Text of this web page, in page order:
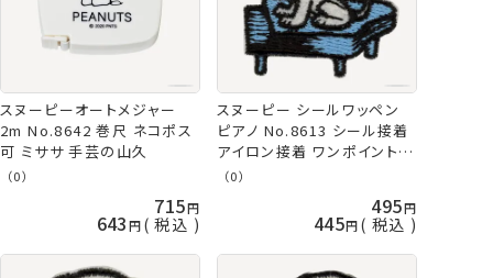
スヌーピーオートメジャー
2m No.8642 巻尺 ネコポス
可 ミササ 手芸の山久
（0）
715
643 税込
スヌーピー シールワッペン
ピアノ No.8613 シール接着
アイロン接着 ワンポイント
ネコポス可 ミササ 手芸の山
（0）
495
445 税込